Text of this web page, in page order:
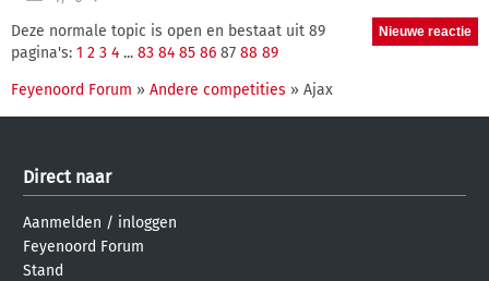
Deze normale topic is open en bestaat uit 89
pagina's: 1 2 3 4 ... 83 84 85 86 87 88 89
Feyenoord Forum » Andere competities » Ajax
Direct naar
Aanmelden / inloggen
Feyenoord Forum
Stand